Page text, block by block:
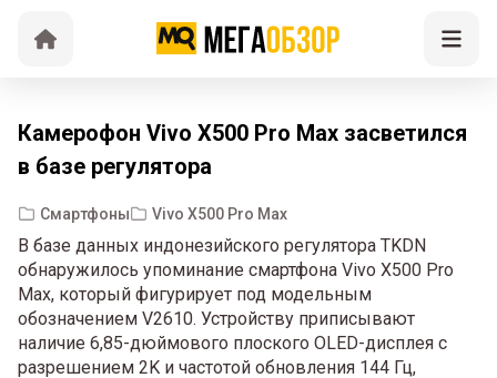
Камерофон Vivo X500 Pro Max засветился
в базе регулятора
Смартфоны Vivo X500 Pro Max
В базе данных индонезийского регулятора TKDN
обнаружилось упоминание смартфона Vivo X500 Pro
Max, который фигурирует под модельным
обозначением V2610. Устройству приписывают
наличие 6,85-дюймового плоского OLED-дисплея с
разрешением 2K и частотой обновления 144 Гц,